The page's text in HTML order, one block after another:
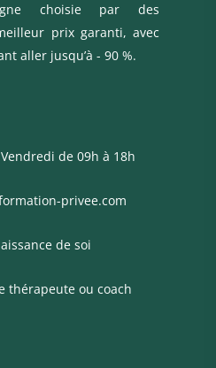
choisie par des
prix garanti, avec
aller jusqu’à - 90 %.
de 09h à 18h
privee.com
de soi
thérapeute ou coach